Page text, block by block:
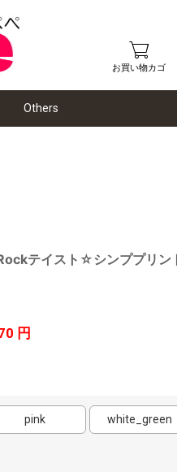
お買い物カゴ
Others
テイスト☆シンププリ
円
pink white_green